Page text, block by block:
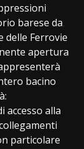
barese da
delle Ferrovie
apertura
bacino
accesso alla
particolare